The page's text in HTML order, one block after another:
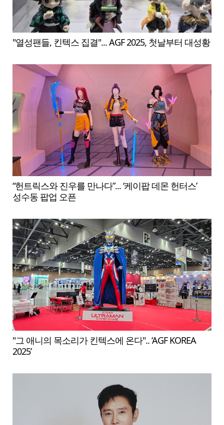
"열성팬들, 킨텍스 집결"... AGF 2025, 첫날부터 대성황
“헌트릭스와 진우를 만나다”... ‘케이팝 데몬 헌터스’
성수동 팝업 오픈
"그 애니의 목소리가 킨텍스에 온다".. ‘AGF KOREA
2025’